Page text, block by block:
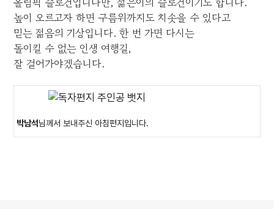
높이 오르고자 하면 구름위까지도 치솟을 수 있다고
믿는 젊음의 기상입니다. 한 번 가면 다시는
돌이킬 수 없는 인생 여행길,
잘 걸어가야겠습니다.
박남석님께서 보내주신 아침편지입니다.